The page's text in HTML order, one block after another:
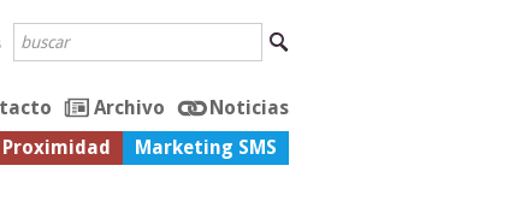
Archivo
Noticias
Marketing SMS